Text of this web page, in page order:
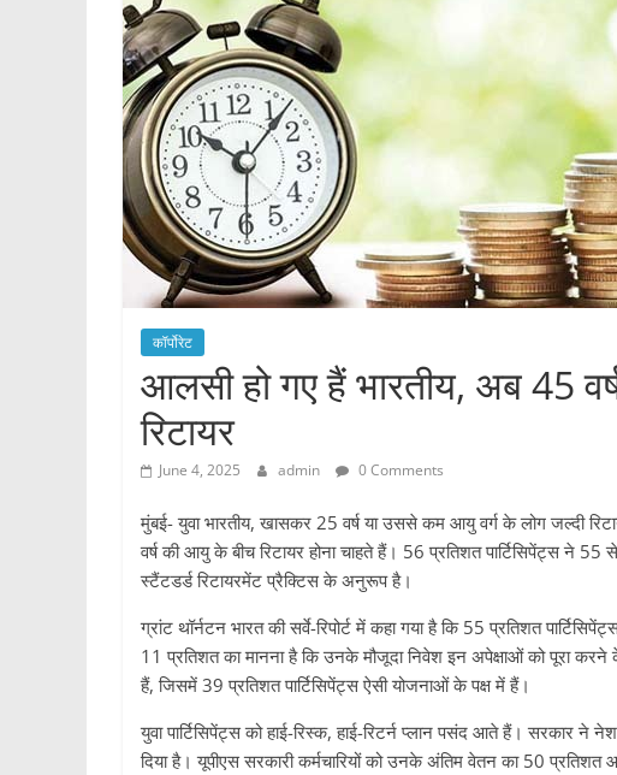
कॉर्पोरेट
आलसी हो गए हैं भारतीय, अब 45
रिटायर
June 4, 2025 admin 0 Comments
मुंबई- युवा भारतीय, खासकर 25 वर्ष या उससे कम आयु वर्ग के लोग जल्दी
वर्ष की आयु के बीच रिटायर होना चाहते हैं। 56 प्रतिशत पार्टिसिपेंट्स ने
स्टैंटडर्ड रिटायरमेंट प्रैक्टिस के अनुरूप है।
ग्रांट थॉर्नटन भारत की सर्वे-रिपोर्ट में कहा गया है कि 55 प्रतिशत
11 प्रतिशत का मानना ​​है कि उनके मौजूदा निवेश इन अपेक्षाओं को पूरा करने
हैं, जिसमें 39 प्रतिशत पार्टिसिपेंट्स ऐसी योजनाओं के पक्ष में हैं।
युवा पार्टिसिपेंट्स को हाई-रिस्क, हाई-रिटर्न प्लान पसंद आते हैं। सरकार
दिया है। यूपीएस सरकारी कर्मचारियों को उनके अंतिम वेतन का 50